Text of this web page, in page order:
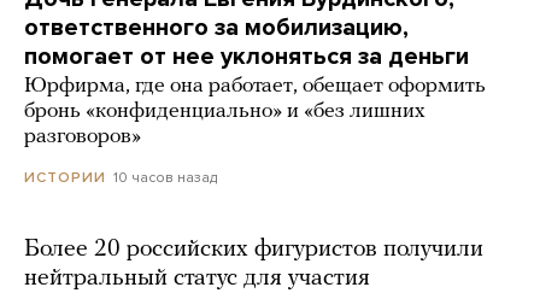
ответственного за мобилизацию,
помогает от нее уклоняться за деньги
Юрфирма, где она работает, обещает оформить
бронь «конфиденциально» и «без лишних
разговоров»
ИСТОРИИ 10 часов назад
Более 20 российских фигуристов получили
нейтральный статус для участия